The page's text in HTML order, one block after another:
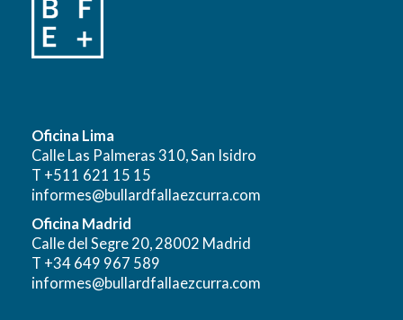
Oficina Lima
Calle Las Palmeras 310, San Isidro
T +511 621 15 15
informes@bullardfallaezcurra.com
Oficina Madrid
Calle del Segre 20, 28002 Madrid
T +34 649 967 589
informes@bullardfallaezcurra.com